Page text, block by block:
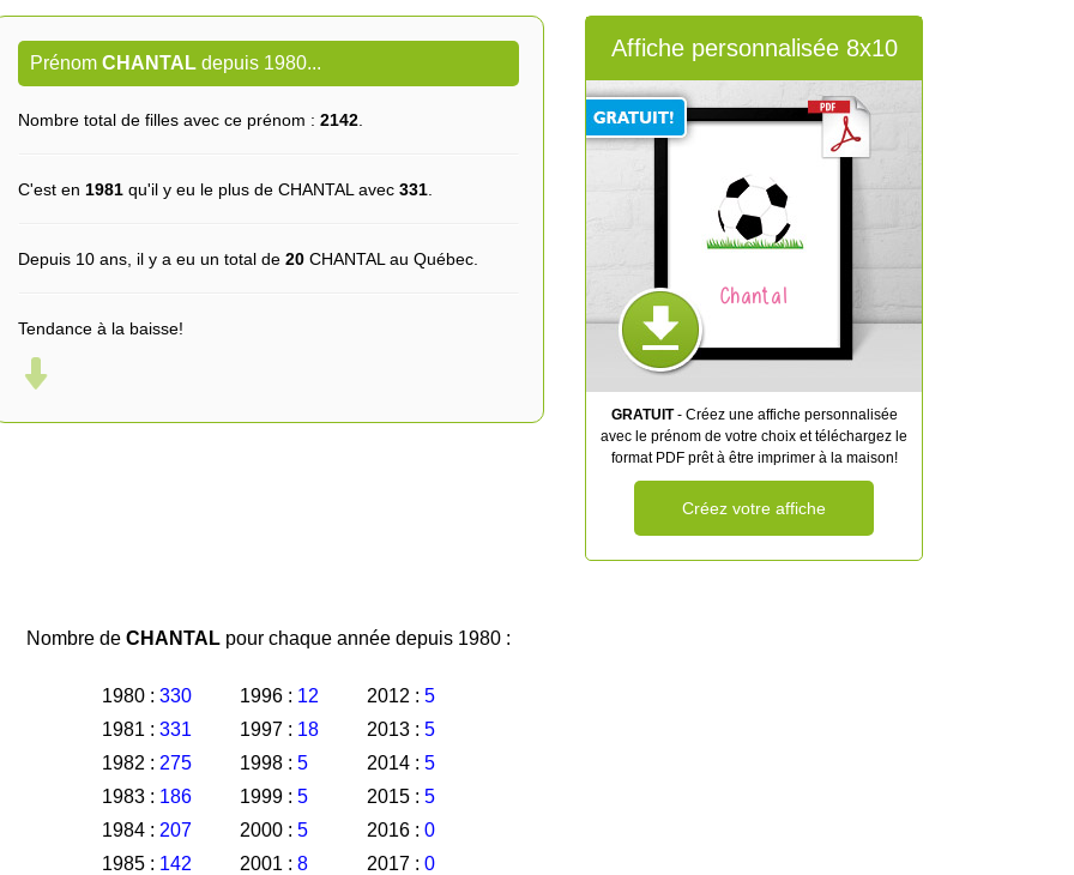
Prénom CHANTAL depuis 1980...
Nombre total de filles avec ce prénom : 2142
C'est en 1981 qu'il y eu le plus de CHANTAL avec 331
Depuis 10 ans, il y a eu un total de 20 CHANTAL au Québec.
Tendance à la baisse!
Affiche personnalisée 8x10
Chantal
GRATUIT- Créez une affiche personnalisée
avec le prénom de votre choix et téléchargez le
format PDF prêt à être imprimer à la maison!
Créez votre affiche
Nombre de CHANTAL pour chaque année depuis 1980 :
1980 : 330
1981 : 331
1982 : 275
1983 : 186
1984 : 207
1985 : 142
1996 : 12
1997 : 18
1998 : 5
1999 : 5
2000 : 5
2001 : 8
2012 : 5
2013 : 5
2014 : 5
2015 : 5
2016 : 0
2017 : 0